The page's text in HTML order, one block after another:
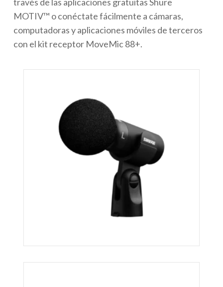
MOTIV™ o conéctate fácilmente a cámaras,
computadoras y aplicaciones móviles de terceros
con el kit receptor MoveMic 88+.